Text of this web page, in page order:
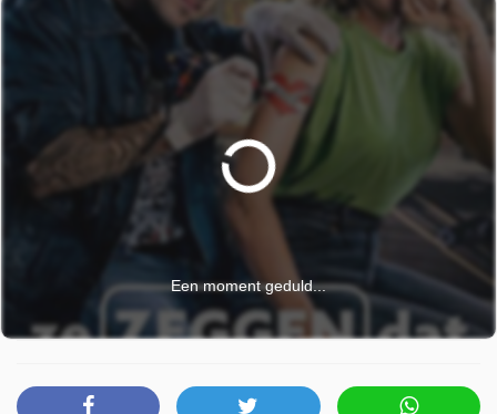
Een moment geduld...